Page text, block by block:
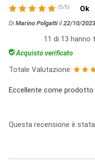
(5/5) Ok
Di Marino Polgattiil 22/10/2023
11 di 13 hanno
Acquisto verificato
Totale Valutazione:
Eccellente come prodotto
Questa recensione è